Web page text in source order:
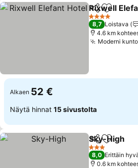
Jaa Lisää
Rixwell
4 Tähtiluokitus
8,7 Loistava
4.6 km
Moderni
Alkaen 52 €
Näytä hinnat 15 sivustolta
Jaa Lisää
Sky-High
3 Tähtiluokitus
8,0 Erittäin
0.6 km